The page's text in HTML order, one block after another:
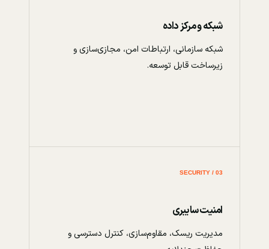
شبکه و مرکز داده
شبکه سازمانی، ارتباطات امن، مجازی‌سازی و
زیرساخت قابل توسعه.
03 / SECURITY
امنیت سایبری
مدیریت ریسک، مقاوم‌سازی، کنترل دسترسی و